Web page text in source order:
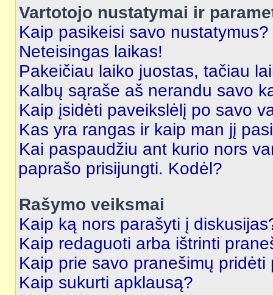
Vartotojo nustatymai ir
Kaip pasikeisi savo nustatymus?
Neteisingas laikas!
Pakeičiau laiko juostas, tačiau
Kalbų sąraše aš nerandu savo
Kaip įsidėti paveikslėlį po savo
Kas yra rangas ir kaip man jį
Kai paspaudžiu ant kurio nors
paprašo prisijungti. Kodėl?
Rašymo veiksmai
Kaip ką nors parašyti į
Kaip redaguoti arba ištrinti
Kaip prie savo pranešimų pridėti
Kaip sukurti apklausą?